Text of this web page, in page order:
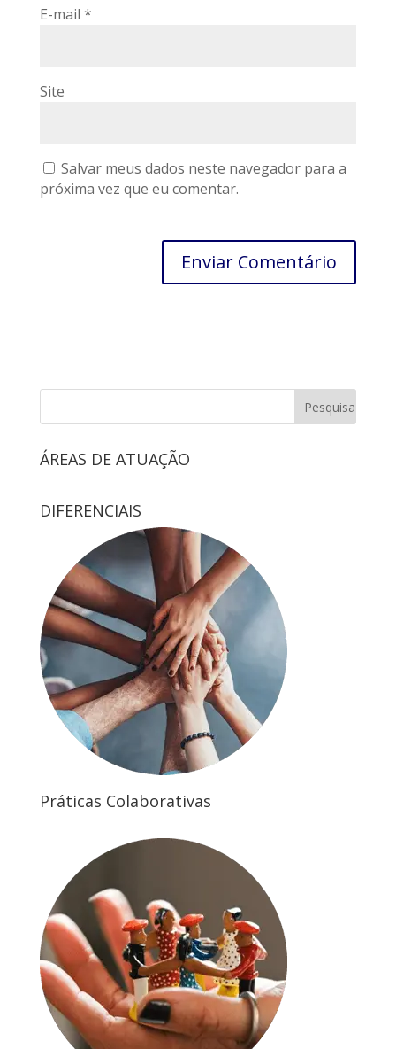
E-mail *
Site
Salvar meus dados neste navegador para a
próxima vez que eu comentar.
ÁREAS DE ATUAÇÃO
DIFERENCIAIS
Práticas Colaborativas